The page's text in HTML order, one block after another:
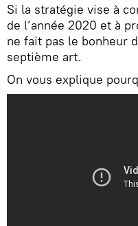
Si la stratégie vise à
de l’année 2020 et à
ne fait pas le bonheur
septième art.
On vous explique